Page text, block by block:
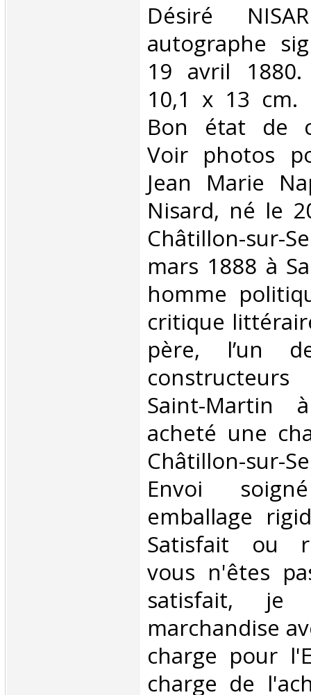
‎Désiré
autographe
19 avril
10,1 x 13 cm.
Bon état de
Voir photos
Jean Marie
Nisard, né le
Châtillon-sur-
mars 1888 à
homme
critique
père, l’un
Saint-Martin
acheté une
Châtillon-sur-
Envoi
emballage
Satisfait ou
vous n'êtes
satisfait, je
marchandise
charge pour
charge de